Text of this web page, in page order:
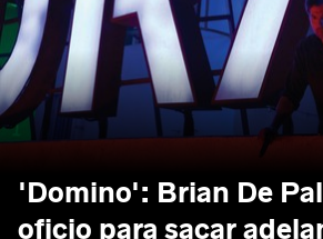
'Domino': Brian De
oficio para sacar